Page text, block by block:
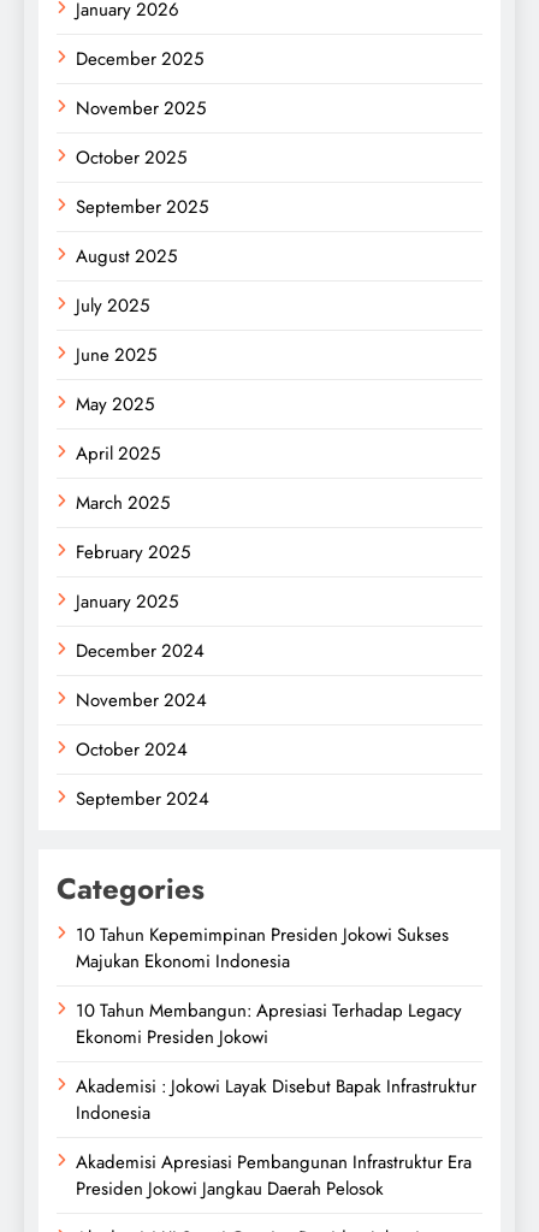
January 2026
December 2025
November 2025
October 2025
September 2025
August 2025
July 2025
June 2025
May 2025
April 2025
March 2025
February 2025
January 2025
December 2024
November 2024
October 2024
September 2024
Categories
10 Tahun Kepemimpinan Presiden Jokowi Sukses
Majukan Ekonomi Indonesia
10 Tahun Membangun: Apresiasi Terhadap Legacy
Ekonomi Presiden Jokowi
Akademisi : Jokowi Layak Disebut Bapak Infrastruktur
Indonesia
Akademisi Apresiasi Pembangunan Infrastruktur Era
Presiden Jokowi Jangkau Daerah Pelosok